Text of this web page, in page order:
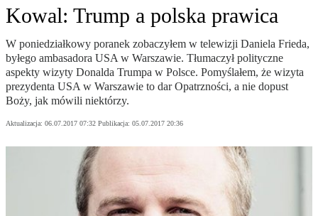
Kowal: Trump a polska prawica
W poniedziałkowy poranek zobaczyłem w telewizji Daniela Frieda,
byłego ambasadora USA w Warszawie. Tłumaczył polityczne
aspekty wizyty Donalda Trumpa w Polsce. Pomyślałem, że wizyta
prezydenta USA w Warszawie to dar Opatrzności, a nie dopust
Boży, jak mówili niektórzy.
Aktualizacja: 06.07.2017 07:32 Publikacja: 05.07.2017 20:36